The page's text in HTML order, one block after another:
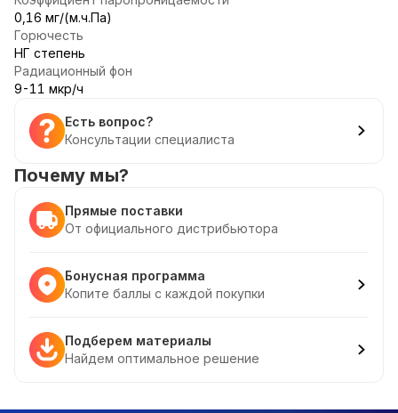
0,16 мг/(м.ч.Па)
Горючесть
НГ степень
Радиационный фон
9-11 мкр/ч
Есть вопрос?
Консультации специалиста
Почему мы?
Прямые поставки
От официального дистрибьютора
Бонусная программа
Копите баллы с каждой покупки
Подберем материалы
Найдем оптимальное решение